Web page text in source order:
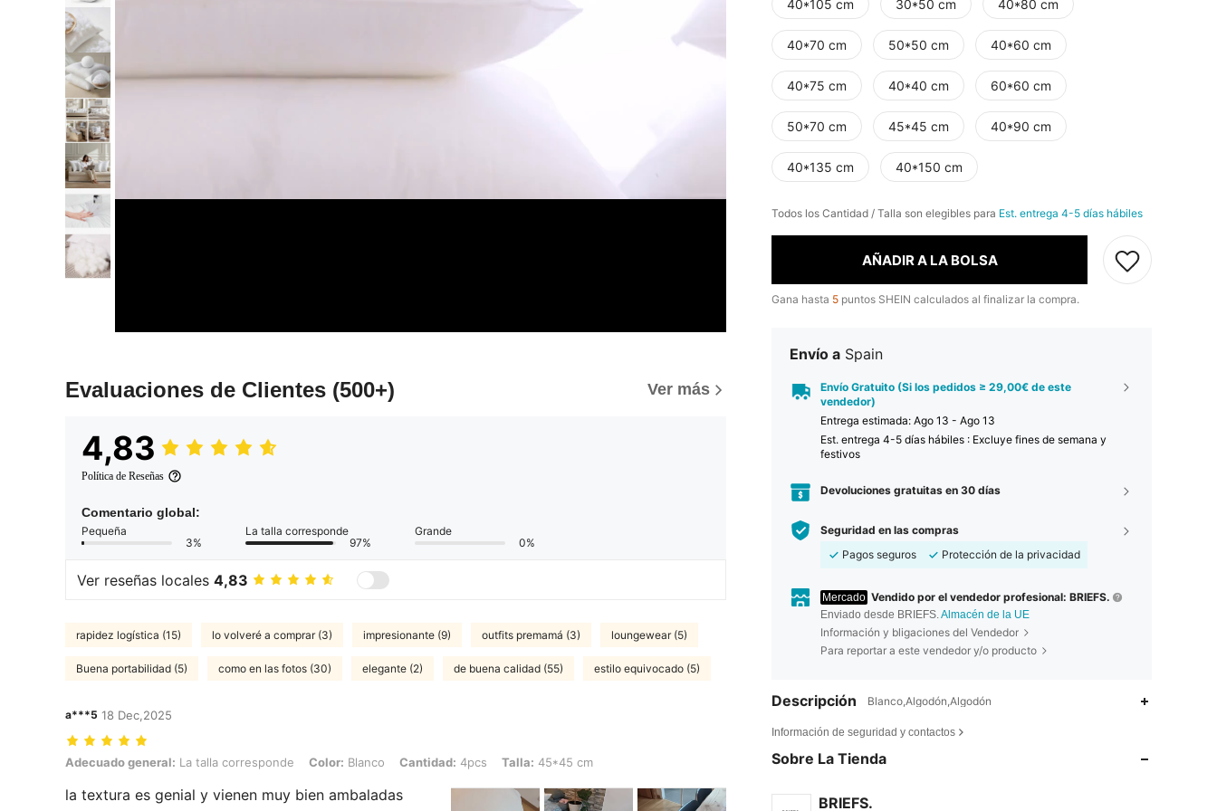
Evaluaciones de Clientes (500+) Ver más
4,83
Política de Reseñas
Comentario global:
Pequeña
3%
La talla corresponde
97%
Grande
0%
Ver reseñas locales 4,83
rapidez logística (15) lo volveré a comprar (3) impresionante (9) outfits premamá (3) loungewear (5)
Buena portabilidad (5) como en las fotos (30) elegante (2) de buena calidad (55) estilo equivocado (5)
a***5 18 Dec,2025
Adecuado general: La talla corresponde, Color: Blanco, Cantidad: 4pcs, Talla: 45*45 cm
Adecuado general: La talla corresponde Color: Blanco Cantidad: 4pcs Talla: 45*45 cm
la textura es genial y vienen muy bien ambaladas
40*105 cm 30*50 cm 40*80 cm
40*70 cm 50*50 cm 40*60 cm
40*75 cm 40*40 cm 60*60 cm
50*70 cm 45*45 cm 40*90 cm
40*135 cm 40*150 cm
Todos los Cantidad / Talla son elegibles para Est. entrega 4-5 días hábiles
AÑADIR A LA BOLSA
Gana hasta 5 puntos SHEIN calculados al finalizar la compra.
Envío a Spain
Envío Gratuito (Si los pedidos ≥ 29,00€ de este
vendedor)
Entrega estimada: Ago 13 - Ago 13
Est. entrega 4-5 días hábiles : Excluye fines de semana y
festivos
Devoluciones gratuitas en 30 días
Seguridad en las compras
Pagos seguros
Protección de la privacidad
Mercado Vendido por el vendedor profesional: BRIEFS.
Enviado desde BRIEFS.Almacén de la UE
Información y bligaciones del Vendedor
Para reportar a este vendedor y/o producto
Descripción Blanco,Algodón,Algodón
Información de seguridad y contactos
Sobre La Tienda
BRIEFS.
4,80
4,80
4,80